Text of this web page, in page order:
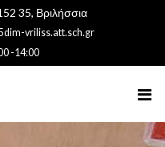
35, Βριλήσσια
vriliss.att.sch.gr
-14:00